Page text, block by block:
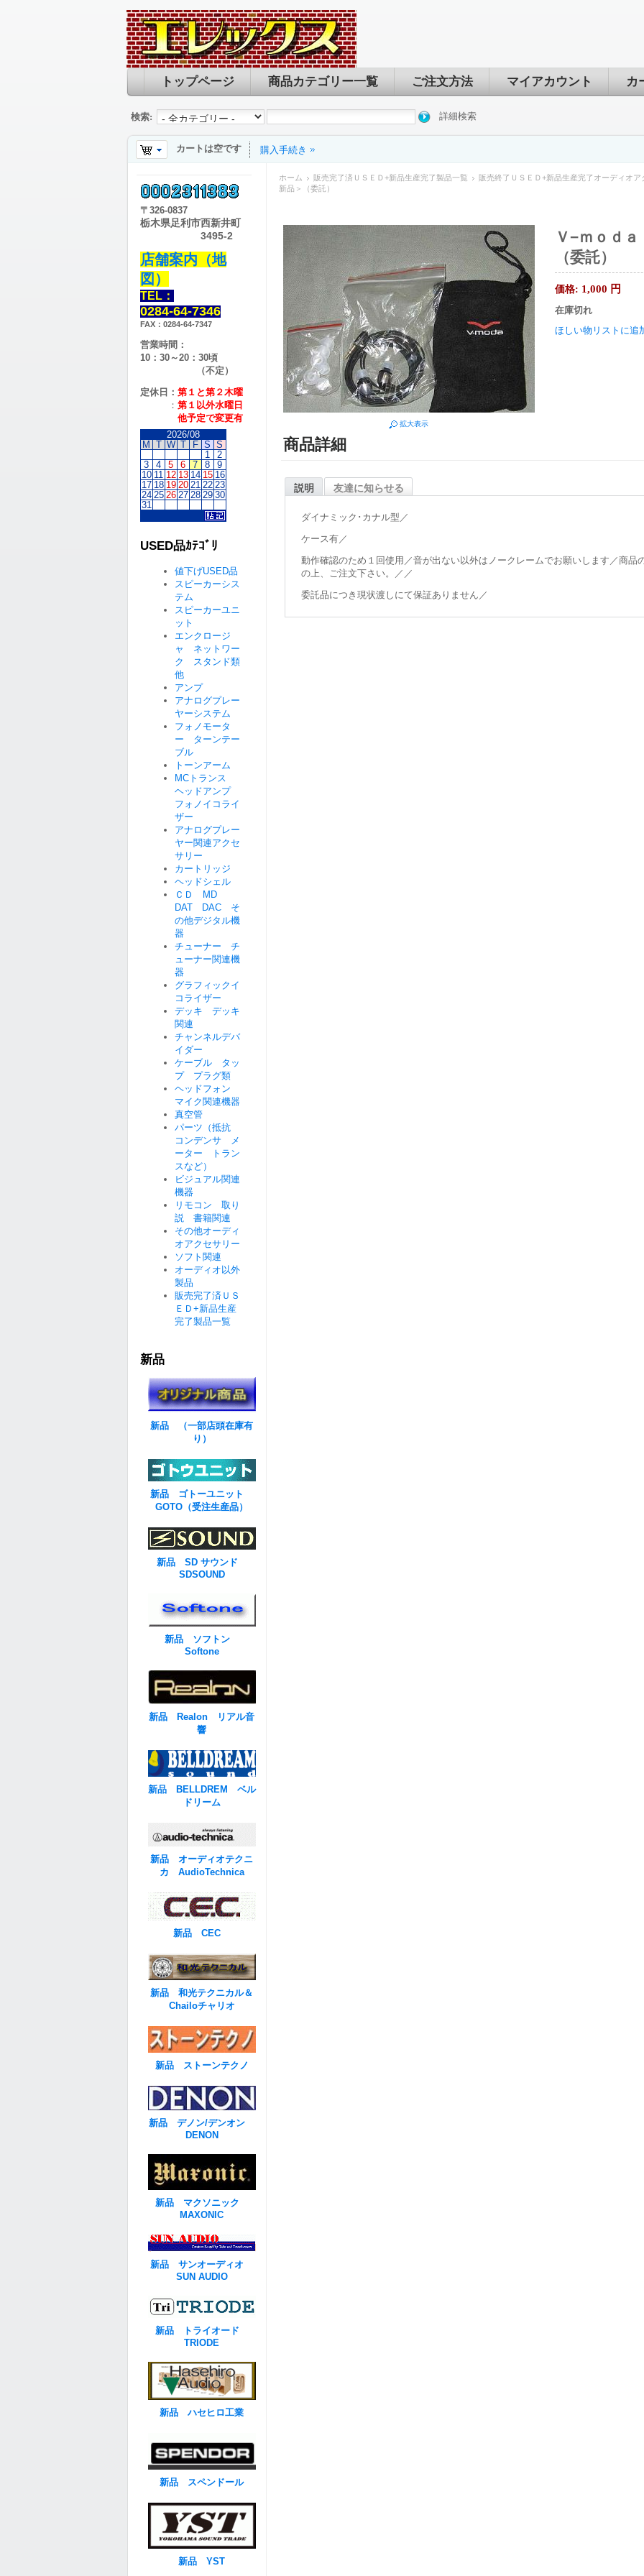
トップページ 商品カテゴリー一覧 ご注文方法 マイアカウント カ
検索: 詳細検索
カートは空です 購入手続き
ホーム 販売完了済ＵＳＥＤ+新品生産完了製品一覧 販売終了ＵＳＥＤ+新品生産完了オーディオア
新品＞（委託）
拡大表示
Ｖ−ｍｏｄ
（委託）
価格: 1,000 円
在庫切れ
ほしい物リストに追
商品詳細
説明 友達に知らせる
ダイナミック･カナル型／
ケース有／
動作確認のため１回使用／音が出ない以外はノークレームでお願いします／商品
の上、ご注文下さい。／／
委託品につき現状渡しにて保証ありません／
〒 326-0837
栃木県足利市西新井町
3495-2
店舗案内（地
図）
TEL：
0284-64-7346
FAX：0284-64-7347
営業時間：
10：30～20：30頃
（不定）
定休日： 第１と第２木曜
： 第１以外水曜日
他予定で変更有
2026/08
M
T W T F S S
1
2
3
4 5 6 7 8
9
10 11 12 13 14 15 16
17 18 19 20 21 22 23
24 25 26 27 28 29 30
31
USED品ｶﾃｺﾞﾘ
値下げUSED品
スピーカーシス
テム
スピーカーユニ
ット
エンクロージ
ャ ネットワー
ク スタンド類
他
アンプ
アナログプレー
ヤーシステム
フォノモータ
ー ターンテー
ブル
トーンアーム
MCトランス
ヘッドアンプ
フォノイコライ
ザー
アナログプレー
ヤー関連アクセ
サリー
カートリッジ
ヘッドシェル
ＣＤ MD
DAT DAC そ
の他デジタル機
器
チューナー チ
ューナー関連機
器
グラフィックイ
コライザー
デッキ デッキ
関連
チャンネルデバ
イダー
ケーブル タッ
プ プラグ類
ヘッドフォン
マイク関連機器
真空管
パーツ（抵抗
コンデンサ メ
ーター トラン
スなど）
ビジュアル関連
機器
リモコン 取り
説 書籍関連
その他オーディ
オアクセサリー
ソフト関連
オーディオ以外
製品
販売完了済ＵＳ
ＥＤ+新品生産
完了製品一覧
新品
新品 （一部店頭在庫有
り）
新品 ゴトーユニット
GOTO（受注生産品）
新品 SD サウンド
SDSOUND
新品 ソフトン
Softone
新品 Realon リアル音
響
新品 BELLDREM ベル
ドリーム
新品 オーディオテクニ
カ AudioTechnica
新品 CEC
新品 和光テクニカル＆
Chailoチャリオ
新品 ストーンテクノ
新品 デノン/デンオン
DENON
新品 マクソニック
MAXONIC
新品 サンオーディオ
SUN AUDIO
新品 トライオード
TRIODE
新品 ハセヒロ工業
新品 スペンドール
新品 YST